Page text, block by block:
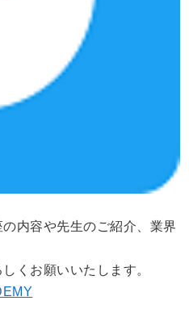
内容や先生のご紹介、業界
くお願いいたします。